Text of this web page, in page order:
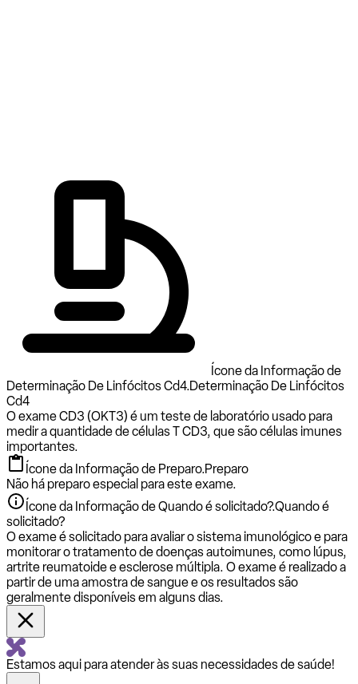
Ícone da Informação de
Determinação De Linfócitos Cd4.Determinação De Linfócitos
Cd4
O exame CD3 (OKT3) é um teste de laboratório usado para
medir a quantidade de células T CD3, que são células imunes
importantes.
Ícone da Informação de Preparo.Preparo
Não há preparo especial para este exame.
Ícone da Informação de Quando é solicitado?.Quando é
solicitado?
O exame é solicitado para avaliar o sistema imunológico e para
monitorar o tratamento de doenças autoimunes, como lúpus,
artrite reumatoide e esclerose múltipla. O exame é realizado a
partir de uma amostra de sangue e os resultados são
geralmente disponíveis em alguns dias.
Estamos aqui para atender às suas necessidades de saúde!